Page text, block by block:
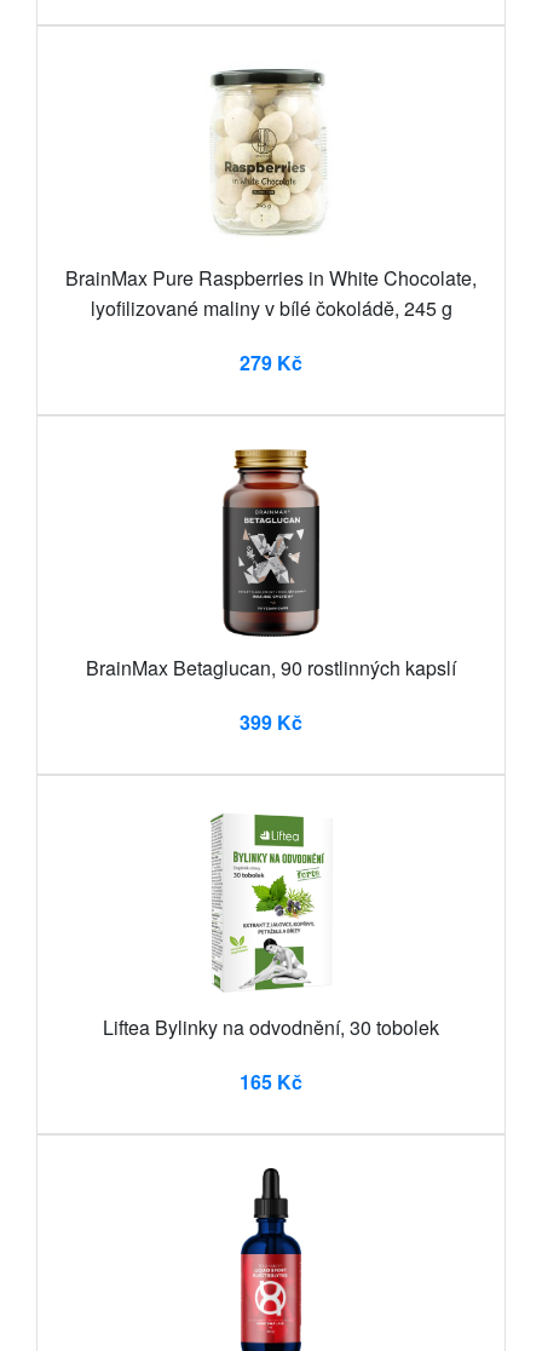
BrainMax Pure Raspberries in White Chocolate,
lyofilizované maliny v bílé čokoládě, 245 g
279 Kč
BrainMax Betaglucan, 90 rostlinných kapslí
399 Kč
Liftea Bylinky na odvodnění, 30 tobolek
165 Kč